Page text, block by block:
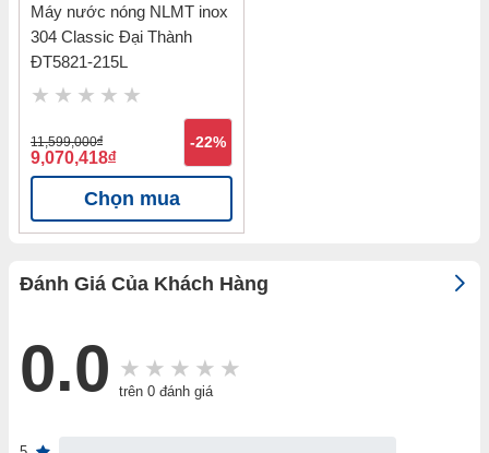
Máy nước nóng NLMT inox
304 Classic Đại Thành
ĐT5821-215L
11,599,000đ
9,070,418đ
-22%
Chọn mua
Đánh Giá Của Khách Hàng
0.0 trên 0 đánh giá